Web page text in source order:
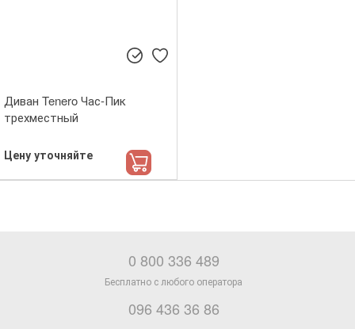
Диван Tenero Час-Пик
трехместный
Цену уточняйте
0 800 336 489
096 436 36 86